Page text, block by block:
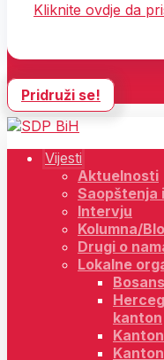
Kliknite ovdje da
Pridruži se!
Vijesti
Aktuelnosti
Saopštenja
Intervju
Kolumna/
Drugi o
Lokalne
kanton